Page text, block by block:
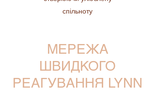
спільноту
МЕРЕЖА
ШВИДКОГО
РЕАГУВАННЯ LYNN